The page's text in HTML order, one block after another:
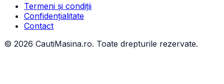
Termeni și condiții
Confidențialitate
Contact
© 2026 CautiMasina.ro. Toate drepturile rezervate.